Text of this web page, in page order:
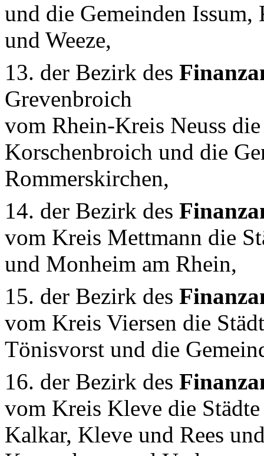
und die Gemeinden
und Weeze,
13. der Bezirk des
Grevenbroich
vom Rhein-Kreis Neuss
Korschenbroich und die
Rommerskirchen,
14. der Bezirk des
vom Kreis Mettmann die
und Monheim am Rhein,
15. der Bezirk des
vom Kreis Viersen die
Tönisvorst und die
16. der Bezirk des
vom Kreis Kleve die
Kalkar, Kleve und Rees